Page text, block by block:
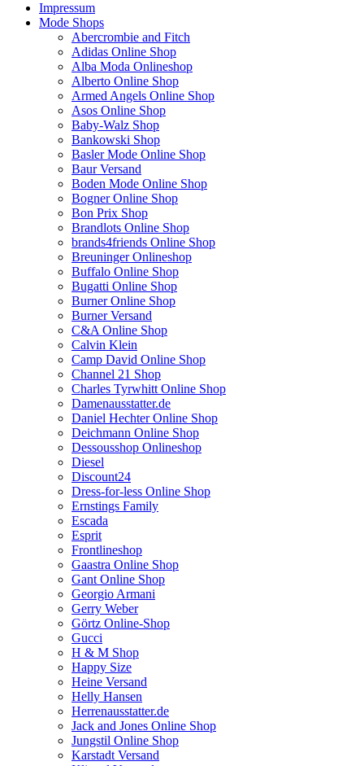
Impressum
Mode Shops
Abercrombie and Fitch
Adidas Online Shop
Alba Moda Onlineshop
Alberto Online Shop
Armed Angels Online Shop
Asos Online Shop
Baby-Walz Shop
Bankowski Shop
Basler Mode Online Shop
Baur Versand
Boden Mode Online Shop
Bogner Online Shop
Bon Prix Shop
Brandlots Online Shop
brands4friends Online Shop
Breuninger Onlineshop
Buffalo Online Shop
Bugatti Online Shop
Burner Online Shop
Burner Versand
C&A Online Shop
Calvin Klein
Camp David Online Shop
Channel 21 Shop
Charles Tyrwhitt Online Shop
Damenausstatter.de
Daniel Hechter Online Shop
Deichmann Online Shop
Dessousshop Onlineshop
Diesel
Discount24
Dress-for-less Online Shop
Ernstings Family
Escada
Esprit
Frontlineshop
Gaastra Online Shop
Gant Online Shop
Georgio Armani
Gerry Weber
Görtz Online-Shop
Gucci
H & M Shop
Happy Size
Heine Versand
Helly Hansen
Herrenausstatter.de
Jack and Jones Online Shop
Jungstil Online Shop
Karstadt Versand